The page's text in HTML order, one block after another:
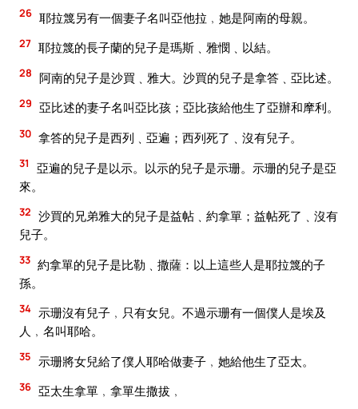
26 耶拉篾另有一個妻子名叫亞他拉﹐她是阿南的母親。
27 耶拉篾的長子蘭的兒子是瑪斯﹑雅憫﹑以結。
28 阿南的兒子是沙買﹑雅大。沙買的兒子是拿答﹑亞比述。
29 亞比述的妻子名叫亞比孩；亞比孩給他生了亞辦和摩利。
30 拿答的兒子是西列﹑亞遍；西列死了﹑沒有兒子。
31
亞遍的兒子是以示。以示的兒子是示珊。示珊的兒子是亞
來。
32 沙買的兄弟雅大的兒子是益帖﹑約拿單；益帖死了﹑沒有
兒子。
33 約拿單的兒子是比勒﹑撒薩：以上這些人是耶拉篾的子
孫。
34 示珊沒有兒子﹐只有女兒。不過示珊有一個僕人是埃及
人﹐名叫耶哈。
35 示珊將女兒給了僕人耶哈做妻子﹐她給他生了亞太。
36 亞太生拿單﹐拿單生撒拔﹐